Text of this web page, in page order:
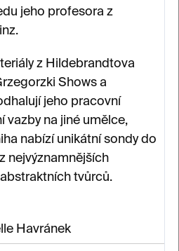
jeho profesora z
z Hildebrandtova
Shows a
jeho pracovní
vazby na jiné umělce,
nabízí unikátní sondy do
nejvýznamnějších
tvůrců.
Havránek